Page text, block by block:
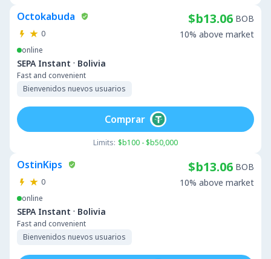
Octokabuda
0
online
SEPA Instant · Bolivia
Fast and convenient
Bienvenidos nuevos usuarios
$b13.06 BOB
10% above market
Limits: $b100 - $b50,000
Comprar
OstinKips
0
online
SEPA Instant · Bolivia
Fast and convenient
Bienvenidos nuevos usuarios
$b13.06 BOB
10% above market